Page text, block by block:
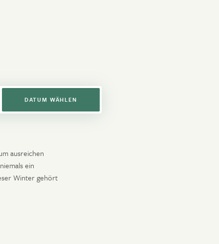
DATUM WÄHLEN
ausreichen
ein
Winter gehört